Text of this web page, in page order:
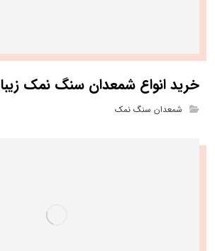
خرید انواع شمعدان سنگ نمک زیبا
شمعدان سنگ نمک